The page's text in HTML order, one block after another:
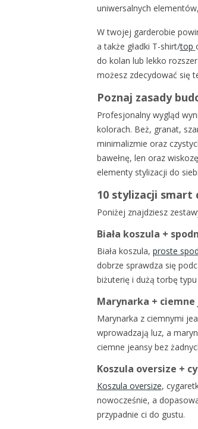
uniwersalnych
W twojej garderobie
a także gładki T-shirt/top
do kolan lub lekko
możesz zdecydować się
Poznaj zasady
Profesjonalny wygląd
kolorach. Beż, granat,
minimalizmie oraz
bawełnę, len oraz
elementy stylizacji do
10 stylizacji smart
Poniżej znajdziesz
Biała koszula +
Biała koszula, proste
dobrze sprawdza się
biżuterię i dużą torbę
Marynarka +
Marynarka z ciemnymi
wprowadzają luz, a
ciemne jeansy bez
Koszula oversize +
Koszula oversize,
nowocześnie, a
przypadnie ci do gustu.